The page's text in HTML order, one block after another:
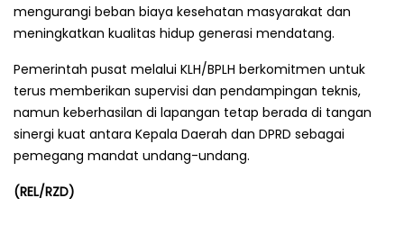
mengurangi beban biaya kesehatan masyarakat dan
meningkatkan kualitas hidup generasi mendatang.
Pemerintah pusat melalui KLH/BPLH berkomitmen untuk
terus memberikan supervisi dan pendampingan teknis,
namun keberhasilan di lapangan tetap berada di tangan
sinergi kuat antara Kepala Daerah dan DPRD sebagai
pemegang mandat undang-undang.
(REL/RZD)